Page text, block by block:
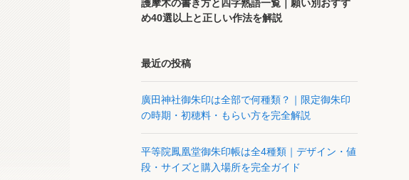
護摩木の書き方と四字熟語一覧｜願い別おすす
め40選以上と正しい作法を解説
最近の投稿
廣田神社御朱印は全部で何種類？｜限定御朱印
の時期・初穂料・もらい方を完全解説
平等院鳳凰堂御朱印帳は全4種類｜デザイン・値
段・サイズと購入場所を完全ガイド